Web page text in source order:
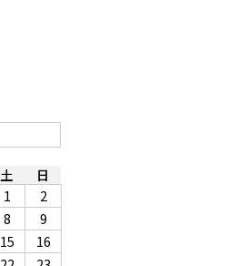
土
日
1
2
8
9
15
16